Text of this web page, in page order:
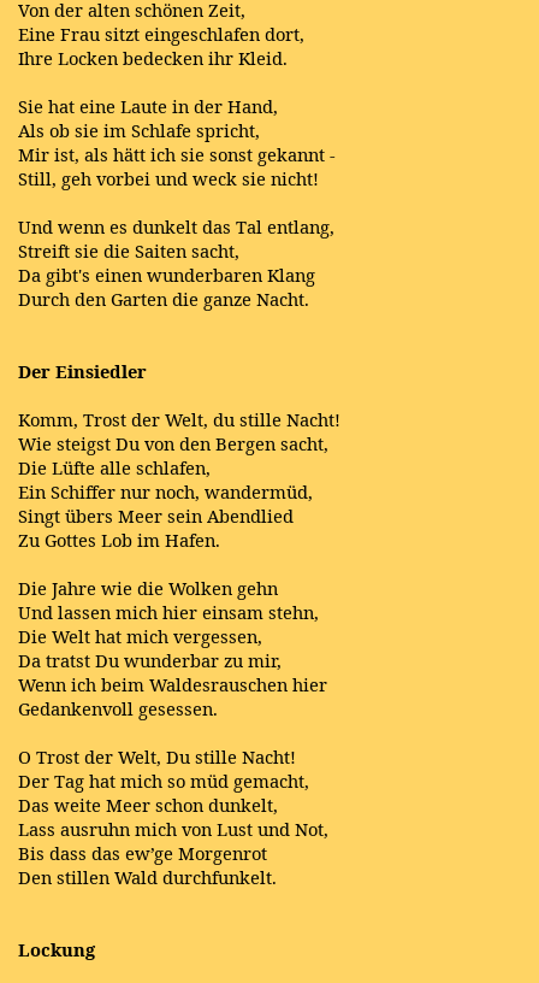
Von der alten schönen Zeit,
Eine Frau sitzt eingeschlafen dort,
Ihre Locken bedecken ihr Kleid.
Sie hat eine Laute in der Hand,
Als ob sie im Schlafe spricht,
Mir ist, als hätt ich sie sonst gekannt -
Still, geh vorbei und weck sie nicht!
Und wenn es dunkelt das Tal entlang,
Streift sie die Saiten sacht,
Da gibt's einen wunderbaren Klang
Durch den Garten die ganze Nacht.
Der Einsiedler
Komm, Trost der Welt, du stille Nacht!
Wie steigst Du von den Bergen sacht,
Die Lüfte alle schlafen,
Ein Schiffer nur noch, wandermüd,
Singt übers Meer sein Abendlied
Zu Gottes Lob im Hafen.
Die Jahre wie die Wolken gehn
Und lassen mich hier einsam stehn,
Die Welt hat mich vergessen,
Da tratst Du wunderbar zu mir,
Wenn ich beim Waldesrauschen hier
Gedankenvoll gesessen.
O Trost der Welt, Du stille Nacht!
Der Tag hat mich so müd gemacht,
Das weite Meer schon dunkelt,
Lass ausruhn mich von Lust und Not,
Bis dass das ew’ge Morgenrot
Den stillen Wald durchfunkelt.
Lockung